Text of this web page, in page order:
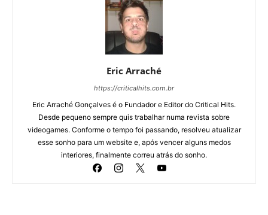
Eric Arraché
https://criticalhits.com.br
Eric Arraché Gonçalves é o Fundador e Editor do Critical Hits.
Desde pequeno sempre quis trabalhar numa revista sobre
videogames. Conforme o tempo foi passando, resolveu atualizar
esse sonho para um website e, após vencer alguns medos
interiores, finalmente correu atrás do sonho.